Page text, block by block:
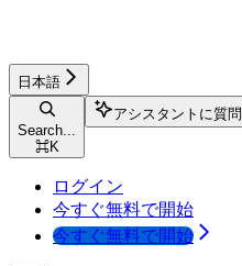
日本語
Search...
⌘K
アシスタントに質問
ログイン
今すぐ無料で開始
今すぐ無料で開始